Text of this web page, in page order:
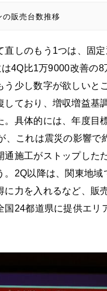
の販売台数推移
直しのもう1つは、固
4Q比1万9000改善の8
う少し数字が欲しいと
しており、増収増益基
。具体的には、年度目
、これは震災の影響で
通施工がストップした
。2Q以降は、関東地域
に力を入れるなど、販
国24都道県に提供エリ